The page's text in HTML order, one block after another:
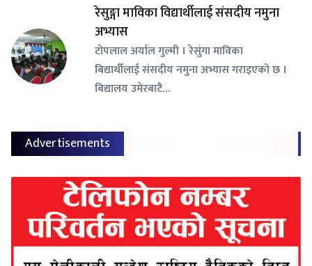
रेसुङ्गा माविका विद्यार्थीलाई संसदीय नमुना
अभ्यास
टोपलाल अर्याल गुल्मी । रेसुंगा माविका
बिद्यार्थीलाई संसदीय नमुना अभ्यास गराइएको छ ।
बिद्यालय उमेरबाटै…
Advertisements